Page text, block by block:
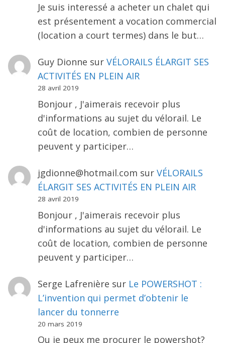
Je suis interessé a acheter un chalet qui
est présentement a vocation commercial
(location a court termes) dans le but…
Guy Dionne sur VÉLORAILS ÉLARGIT SES
ACTIVITÉS EN PLEIN AIR
28 avril 2019
Bonjour , J'aimerais recevoir plus
d'informations au sujet du vélorail. Le
coût de location, combien de personne
peuvent y participer…
jgdionne@hotmail.com sur VÉLORAILS
ÉLARGIT SES ACTIVITÉS EN PLEIN AIR
28 avril 2019
Bonjour , J'aimerais recevoir plus
d'informations au sujet du vélorail. Le
coût de location, combien de personne
peuvent y participer…
Serge Lafrenière sur Le POWERSHOT :
L’invention qui permet d’obtenir le
lancer du tonnerre
20 mars 2019
Ou je peux me procurer le powershot?